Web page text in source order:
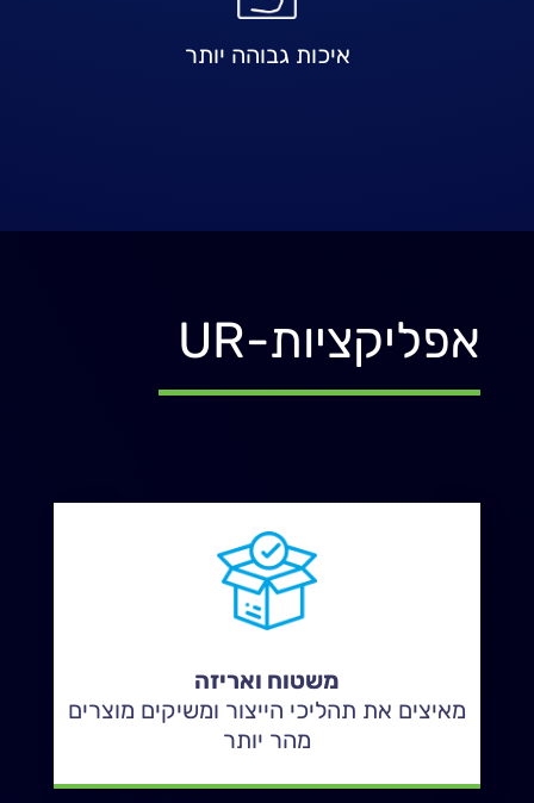
איכות גבוהה יותר
אפליקציות-UR
משטוח ואריזה
מאיצים את תהליכי הייצור ומשיקים מוצרים
מהר יותר